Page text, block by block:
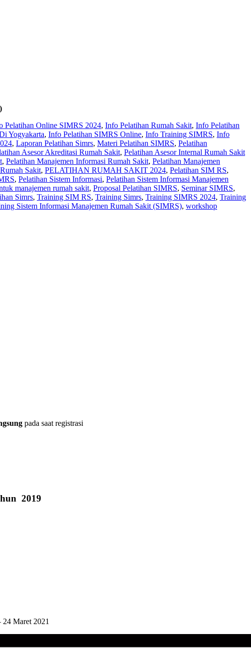
Pelatihan Online SIMRS 2024, Info Pelatihan Rumah Sakit, Info Pelatihan
Yogyakarta, Info Pelatihan SIMRS Online, Info Training SIMRS, Info
, Laporan Pelatihan Simrs, Materi Pelatihan SIMRS, Pelatihan
Asesor Akreditasi Rumah Sakit, Pelatihan Asesor Internal Rumah Sakit
, Pelatihan Manajemen Informasi Rumah Sakit, Pelatihan Manajemen
Sakit‎, PELATIHAN RUMAH SAKIT 2024, Pelatihan SIM RS,
, Pelatihan Sistem Informasi, Pelatihan Sistem Informasi Manajemen
manajemen rumah sakit, Proposal Pelatihan SIMRS, Seminar SIMRS,
Simrs, Training SIM RS, Training Simrs, Training SIMRS 2024, Training
Sistem Informasi Manajemen Rumah Sakit (SIMRS), workshop
pada saat registrasi
2019
Maret 2021